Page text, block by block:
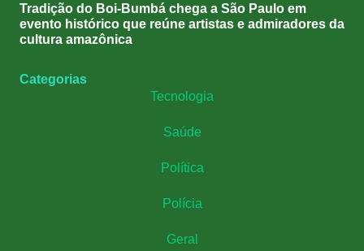
Tradição do Boi-Bumbá chega a São Paulo em
evento histórico que reúne artistas e admiradores da
cultura amazônica
Categorias
Tecnologia
Saúde
Política
Polícia
Geral